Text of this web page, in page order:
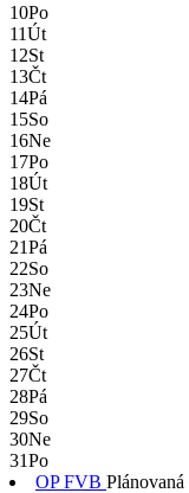
10Po
11Út
12St
13Čt
14Pá
15So
16Ne
17Po
18Út
19St
20Čt
21Pá
22So
23Ne
24Po
25Út
26St
27Čt
28Pá
29So
30Ne
31Po
OP FVB Plánovaná